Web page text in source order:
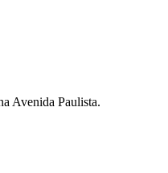
Avenida Paulista.